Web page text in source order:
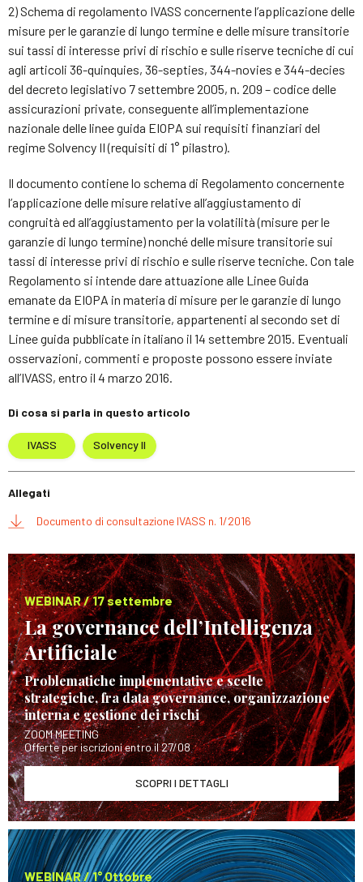
2) Schema di regolamento IVASS concernente l’applicazione delle
misure per le garanzie di lungo termine e delle misure transitorie
sui tassi di interesse privi di rischio e sulle riserve tecniche di cui
agli articoli 36-quinquies, 36-septies, 344-novies e 344-decies
del decreto legislativo 7 settembre 2005, n. 209 – codice delle
assicurazioni private, conseguente all’implementazione
nazionale delle linee guida EIOPA sui requisiti finanziari del
regime Solvency II (requisiti di 1° pilastro).
Il documento contiene lo schema di Regolamento concernente
l’applicazione delle misure relative all’aggiustamento di
congruità ed all’aggiustamento per la volatilità (misure per le
garanzie di lungo termine) nonché delle misure transitorie sui
tassi di interesse privi di rischio e sulle riserve tecniche. Con tale
Regolamento si intende dare attuazione alle Linee Guida
emanate da EIOPA in materia di misure per le garanzie di lungo
termine e di misure transitorie, appartenenti al secondo set di
Linee guida pubblicate in italiano il 14 settembre 2015. Eventuali
osservazioni, commenti e proposte possono essere inviate
all’IVASS, entro il 4 marzo 2016.
Di cosa si parla in questo articolo
IVASS Solvency II
Allegati
Documento di consultazione IVASS n. 1/2016
WEBINAR / 17 settembre
La governance dell’Intelligenza
Artificiale
Problematiche implementative e scelte
strategiche, fra data governance, organizzazione
interna e gestione dei rischi
ZOOM MEETING
Offerte per iscrizioni entro il 27/08
SCOPRI I DETTAGLI
WEBINAR / 1° Ottobre